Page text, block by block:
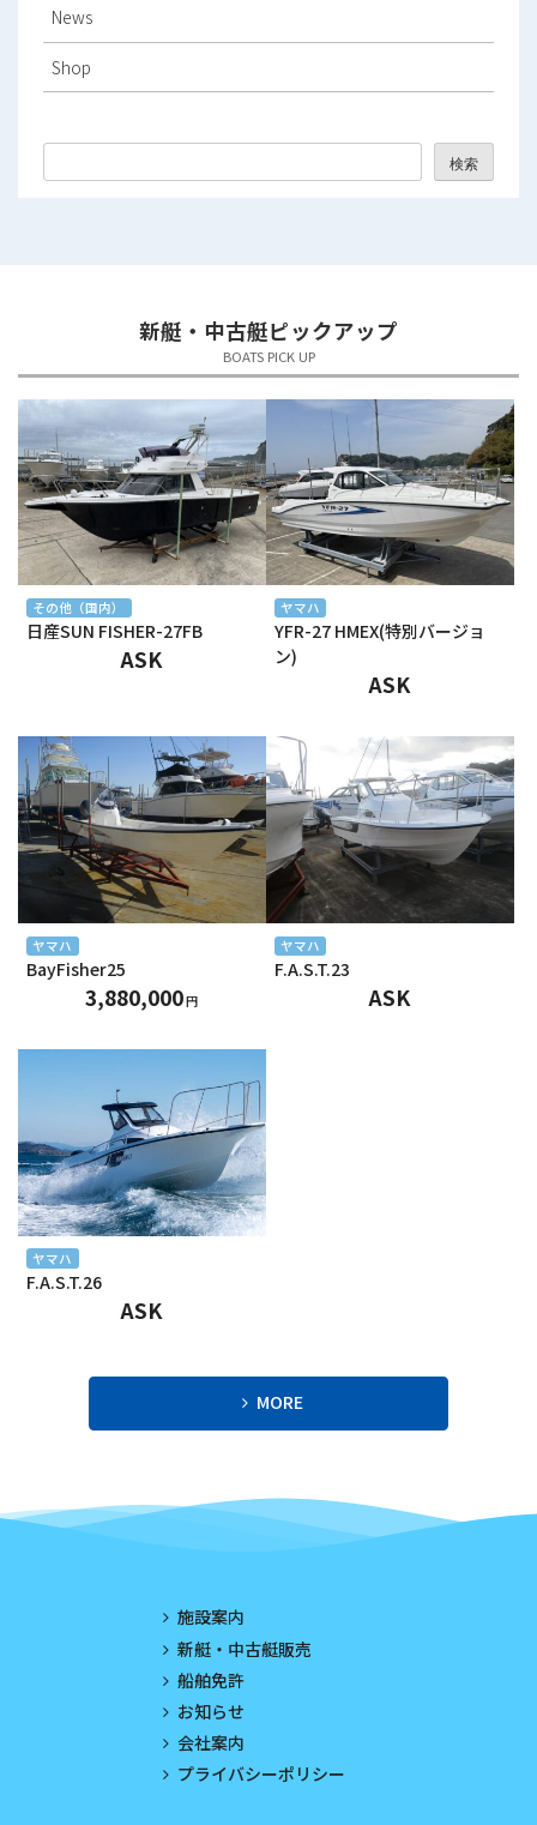
2025年11月
2025年10月
2025年9月
2025年4月
2025年3月
2025年2月
2025年1月
2024年12月
2024年11月
2024年9月
2024年8月
2024年7月
2024年6月
2024年5月
2024年4月
2024年2月
2024年1月
2023年12月
2023年11月
2023年10月
News
Shop
検索
新艇・中古艇ピックアップ
BOATS PICK UP
その他（国内）
日産SUN FISHER-27FB
ASK
ヤマハ
YFR-27 HMEX(特別バージョ
ン)
ASK
ヤマハ
BayFisher25
3,880,000円
ヤマハ
F.A.S.T.23
ASK
ヤマハ
F.A.S.T.26
ASK
MORE
施設案内
新艇・中古艇販売
船舶免許
お知らせ
会社案内
プライバシーポリシー